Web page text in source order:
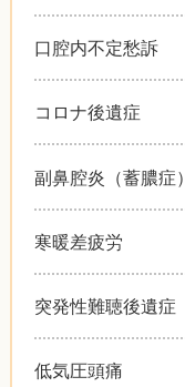
口腔内不定愁訴
コロナ後遺症
副鼻腔炎（蓄膿症）
寒暖差疲労
突発性難聴後遺症
低気圧頭痛